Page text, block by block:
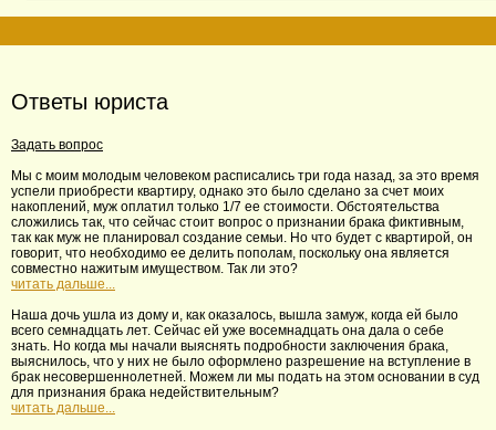
Ответы юриста
Задать вопрос
Мы с моим молодым человеком расписались три года назад, за это время
успели приобрести квартиру, однако это было сделано за счет моих
накоплений, муж оплатил только 1/7 ее стоимости. Обстоятельства
сложились так, что сейчас стоит вопрос о признании брака фиктивным,
так как муж не планировал создание семьи. Но что будет с квартирой, он
говорит, что необходимо ее делить пополам, поскольку она является
совместно нажитым имуществом. Так ли это?
читать дальше...
Наша дочь ушла из дому и, как оказалось, вышла замуж, когда ей было
всего семнадцать лет. Сейчас ей уже восемнадцать она дала о себе
знать. Но когда мы начали выяснять подробности заключения брака,
выяснилось, что у них не было оформлено разрешение на вступление в
брак несовершеннолетней. Можем ли мы подать на этом основании в суд
для признания брака недействительным?
читать дальше...